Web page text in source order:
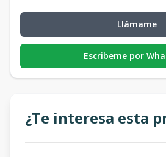
Llámame
Escribeme por
¿Te interesa esta